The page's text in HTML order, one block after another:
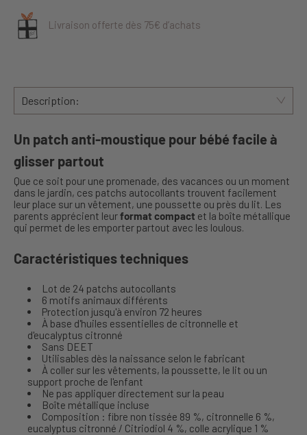
Livraison offerte dès 75€ d’achats
Description:
Un patch anti-moustique pour bébé facile à
glisser partout
Que ce soit pour une promenade, des vacances ou un moment
dans le jardin, ces patchs autocollants trouvent facilement
leur place sur un vêtement, une poussette ou près du lit. Les
parents apprécient leurformat compact et la boîte métallique
qui permet de les emporter partout avec les loulous.
Caractéristiques techniques
Lot de 24 patchs autocollants
6 motifs animaux différents
Protection jusqu'à environ 72 heures
À base d'huiles essentielles de citronnelle et
d'eucalyptus citronné
Sans DEET
Utilisables dès la naissance selon le fabricant
À coller sur les vêtements, la poussette, le lit ou un
support proche de l'enfant
Ne pas appliquer directement sur la peau
Boîte métallique incluse
Composition : fibre non tissée 89 %, citronnelle 6 %,
eucalyptus citronné / Citriodiol 4 %, colle acrylique 1 %